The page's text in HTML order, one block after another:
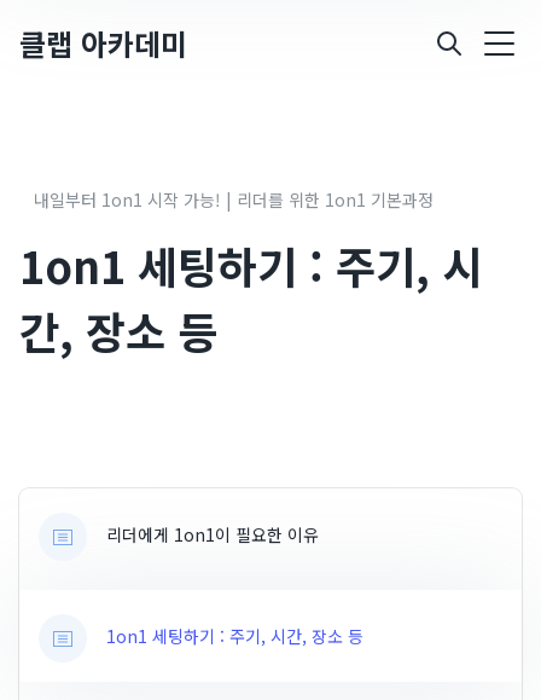
클랩 아카데미
내일부터 1on1 시작 가능! | 리더를 위한 1on1 기본과정
1on1 세팅하기 : 주기, 시
간, 장소 등
리더에게 1on1이 필요한 이유
1on1 세팅하기 : 주기, 시간, 장소 등